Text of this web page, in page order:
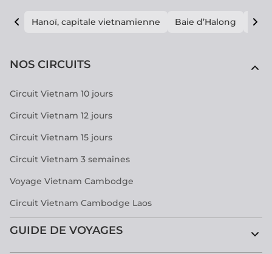
Hanoï, capitale vietnamienne Baie d’Halong E
NOS CIRCUITS
Circuit Vietnam 10 jours
Circuit Vietnam 12 jours
Circuit Vietnam 15 jours
Circuit Vietnam 3 semaines
Voyage Vietnam Cambodge
Circuit Vietnam Cambodge Laos
GUIDE DE VOYAGES